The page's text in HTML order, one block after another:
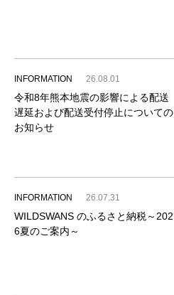
INFORMATION 26.08.01
令和8年熊本地震の影響による配送
遅延および配送受付停止についての
お知らせ
INFORMATION 26.07.31
WILDSWANS のふるさと納税～202
6夏のご案内～